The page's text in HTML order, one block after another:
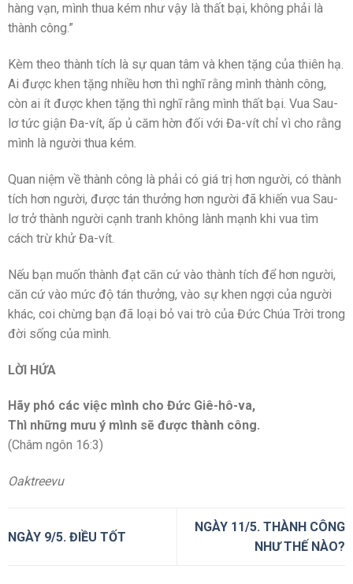
hàng vạn, mình thua kém như vậy là thất bại, không phải là
thành công.”
Kèm theo thành tích là sự quan tâm và khen tặng của thiên hạ.
Ai được khen tặng nhiều hơn thì nghĩ rằng mình thành công,
còn ai ít được khen tặng thì nghĩ rằng mình thất bại. Vua Sau-
lơ tức giận Đa-vít, ấp ủ căm hờn đối với Đa-vít chỉ vì cho rằng
mình là người thua kém.
Quan niệm về thành công là phải có giá trị hơn người, có thành
tích hơn người, được tán thưởng hơn người đã khiến vua Sau-
lơ trở thành người cạnh tranh không lành mạnh khi vua tìm
cách trừ khử Đa-vít.
Nếu bạn muốn thành đạt căn cứ vào thành tích để hơn người,
căn cứ vào mức độ tán thưởng, vào sự khen ngợi của người
khác, coi chừng bạn đã loại bỏ vai trò của Đức Chúa Trời trong
đời sống của mình.
LỜI HỨA
Hãy phó các việc mình cho Đức Giê-hô-va,
Thì những mưu ý mình sẽ được thành công.
(Châm ngôn 16:3)
Oaktreevu
NGÀY 9/5. ĐIỀU TỐT
NGÀY 11/5. THÀNH CÔNG
NHƯ THẾ NÀO?